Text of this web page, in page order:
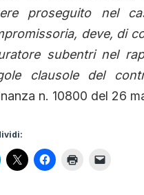
proseguito nel
deve, di
subentri nel
clausole del
n. 10800 del 26